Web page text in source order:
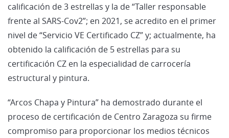
calificación de 3 estrellas y la de “Taller responsable
frente al SARS-Cov2”; en 2021, se acredito en el primer
nivel de “Servicio VE Certificado CZ” y; actualmente, ha
obtenido la calificación de 5 estrellas para su
certificación CZ en la especialidad de carrocería
estructural y pintura.
“Arcos Chapa y Pintura” ha demostrado durante el
proceso de certificación de Centro Zaragoza su firme
compromiso para proporcionar los medios técnicos